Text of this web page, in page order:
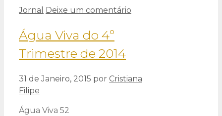
Categorias
Jornal Deixe um comentário
Água Viva do 4º
Trimestre de 2014
31 de Janeiro, 2015 por Cristiana
Filipe
Água Viva 52